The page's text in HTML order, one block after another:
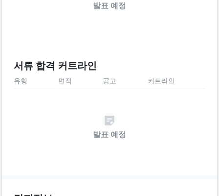
발표 예정
서류 합격 커트라인
유형 면적 공고 커트라인
발표 예정